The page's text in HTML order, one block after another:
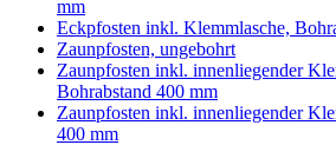
mm
Eckpfosten inkl. Klemmlasche,
Zaunpfosten, ungebohrt
Zaunpfosten inkl. innenliegender
Bohrabstand 400 mm
Zaunpfosten inkl. innenliegender
400 mm